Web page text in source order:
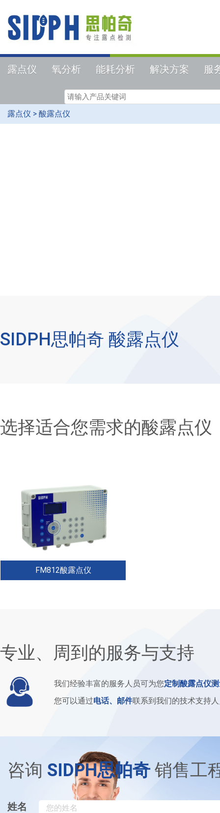
露点仪 氧分析 能耗分析 解决方案 服
露点仪 > 酸露点仪
SIDPH思帕奇 酸露点仪
选择适合您需求的酸露点仪
FM812酸露点仪
技术消除了猜...
专业、周到的服务与支持
我们经验丰富的服务人员可为您定制酸露点仪
您可以通过电话、邮件联系到我们的技术支持
咨询 SIDPH思帕奇 销售工
姓名